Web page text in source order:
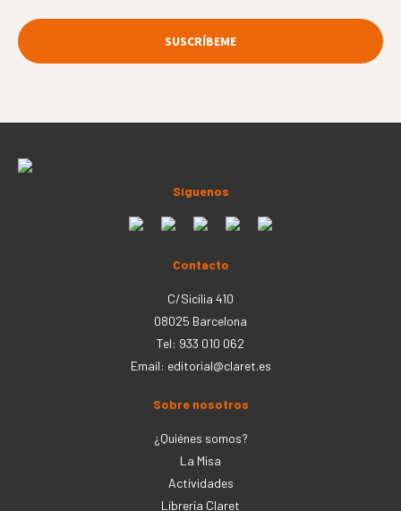
Síguenos
Contacto
C/Sicília 410
08025 Barcelona
Tel: 933 010 062
Email: editorial@claret.es
Sobre nosotros
¿Quiénes somos?
La Misa
Actividades
Librería Claret